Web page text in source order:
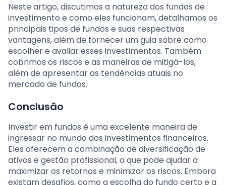
Neste artigo, discutimos a natureza dos fundos de
investimento e como eles funcionam, detalhamos os
principais tipos de fundos e suas respectivas
vantagens, além de fornecer um guia sobre como
escolher e avaliar esses investimentos. Também
cobrimos os riscos e as maneiras de mitigá-los,
além de apresentar as tendências atuais no
mercado de fundos.
Conclusão
Investir em fundos é uma excelente maneira de
ingressar no mundo dos investimentos financeiros.
Eles oferecem a combinação de diversificação de
ativos e gestão profissional, o que pode ajudar a
maximizar os retornos e minimizar os riscos. Embora
existam desafios, como a escolha do fundo certo e a